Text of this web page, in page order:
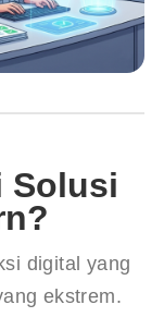
Solusi
digital yang
ekstrem.